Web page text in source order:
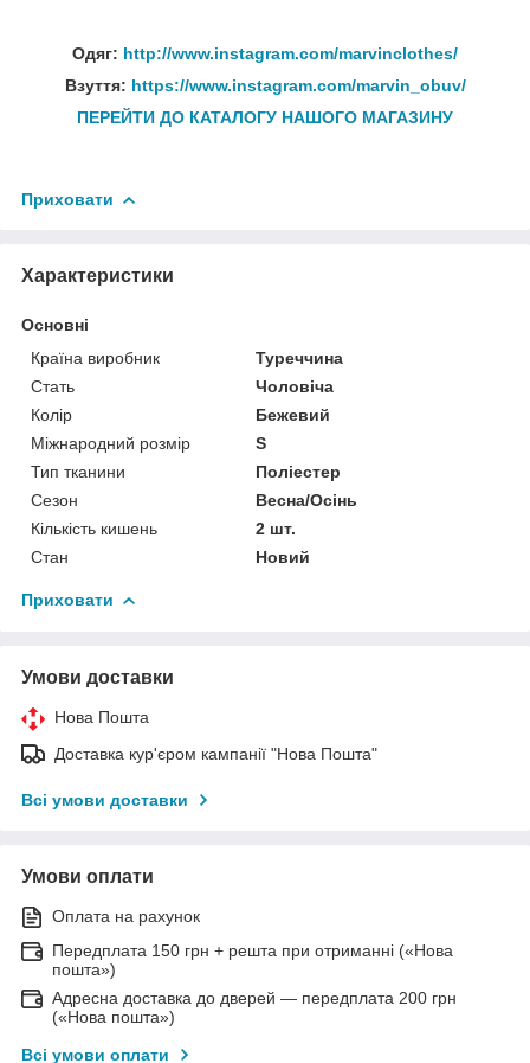
Одяг: http://www.instagram.com/marvinclothes/
Взуття: https://www.instagram.com/marvin_obuv/
ПЕРЕЙТИ ДО КАТАЛОГУ НАШОГО МАГАЗИНУ
Приховати
Характеристики
Основні
Країна виробник
Туреччина
Стать
Чоловіча
Колір
Бежевий
Міжнародний розмір
S
Тип тканини
Поліестер
Сезон
Весна/Осінь
Кількість кишень
2 шт.
Стан
Новий
Приховати
Умови доставки
Нова Пошта
Доставка кур'єром кампанії "Нова Пошта"
Всі умови доставки
Умови оплати
Оплата на рахунок
Передплата 150 грн + решта при отриманні («Нова
пошта»)
Адресна доставка до дверей — передплата 200 грн
(«Нова пошта»)
Всі умови оплати